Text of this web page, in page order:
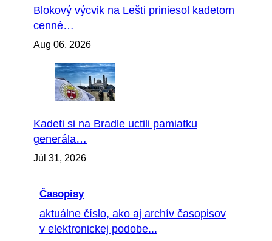
Blokový výcvik na Lešti priniesol kadetom
cenné…
Aug 06, 2026
Kadeti si na Bradle uctili pamiatku
generála…
Júl 31, 2026
Časopisy
aktuálne číslo, ako aj archív časopisov
v elektronickej podobe...